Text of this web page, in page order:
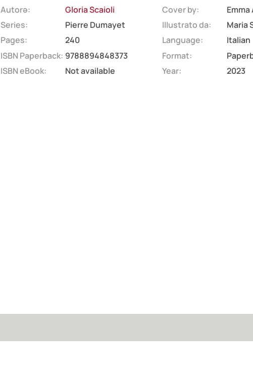
Autorə:
Gloria Scaioli
Series:
Pierre Dumayet
Pages:
240
ISBN Paperback: 9788894848373
ISBN eBook:
Not available
Cover by:
Emma
Illustrato da:
Maria
Language:
Italian
Format:
Year:
2023